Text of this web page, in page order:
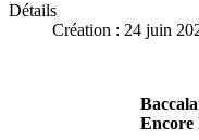
Détails
Création : 24 juin
Encore